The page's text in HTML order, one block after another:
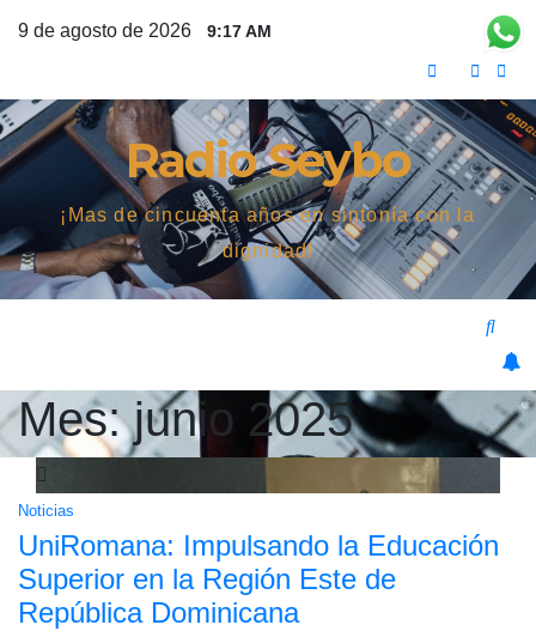
9 de agosto de 2026 9:17 AM
Radio Seybo
¡Mas de cincuenta años en sintonía con la
dignidad!
Mes:junio 2025
Noticias
UniRomana: Impulsando la Educación
Superior en la Región Este de
República Dominicana